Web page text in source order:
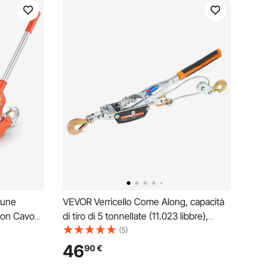
Cavo
di
VEVOR Verricello Come Along, capacità
di tiro di 5 tonnellate (11.023 libbre),
estrattore per cavo di sollevamento
automobilistico ideale per il salvataggio
di veicoli
(5)
4690€